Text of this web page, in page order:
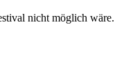
nicht möglich wäre.